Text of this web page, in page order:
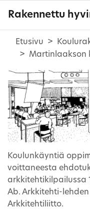
Rakennettu
Etusivu
Martinlaakson
Koulunkäyntiä
voittaneesta
arkkitehtikilpailussa
Ab. Arkkitehti-lehden
Arkkitehtiliitto.